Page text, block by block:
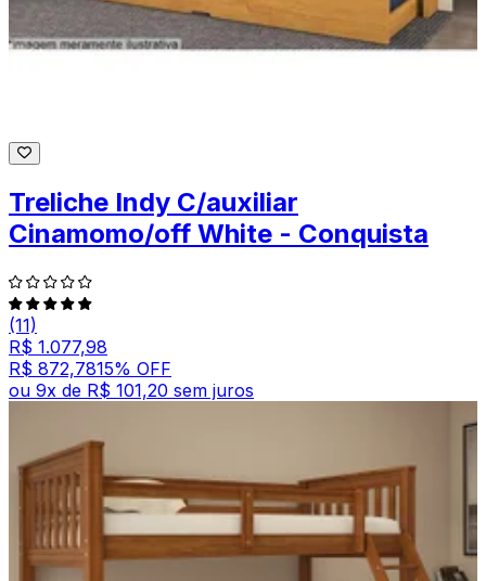
Treliche Indy C/auxiliar
Cinamomo/off White - Conquista
(11)
R$ 1.077,98
R$ 872,7815% OFF
ou 9x de R$ 101,20 sem juros